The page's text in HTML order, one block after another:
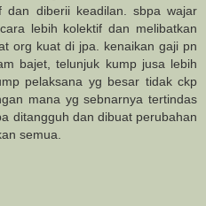
dan diberii keadilan. sbpa wajar
lebih kolektif dan melibatkan
org kuat di jpa. kenaikan gaji pn
bajet, telunjuk kump jusa lebih
pelaksana yg besar tidak ckp
mana yg sebnarnya tertindas
ditangguh dan dibuat perubahan
semua.